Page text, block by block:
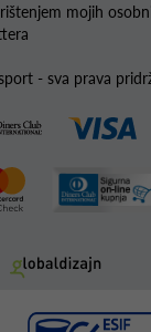
mojih
- sva prava